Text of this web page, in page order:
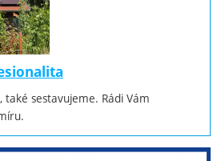
sestavujeme. Rádi Vám